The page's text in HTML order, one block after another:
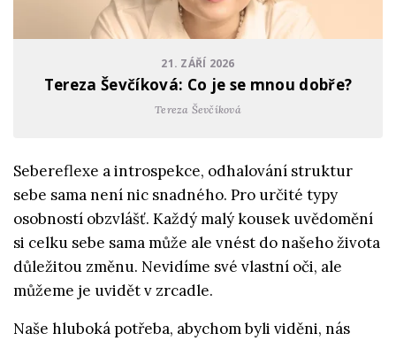
21. ZÁŘÍ 2026
Tereza Ševčíková: Co je se mnou dobře?
Tereza Ševčíková
Sebereflexe a introspekce, odhalování struktur
sebe sama není nic snadného. Pro určité typy
osobností obzvlášť. Každý malý kousek uvědomění
si celku sebe sama může ale vnést do našeho života
důležitou změnu. Nevidíme své vlastní oči, ale
můžeme je uvidět v zrcadle.
Naše hluboká potřeba, abychom byli viděni, nás